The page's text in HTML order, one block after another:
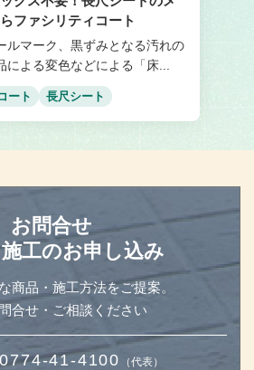
ファシリティコート
ルマーク、黒ずみとなる汚れの
による変色などによる「床...
ート 長尺シート
お問合せ
工のお申し込み
商品・施工方法をご提案。
合せ・ご相談ください
0774-41-4100 （代表）